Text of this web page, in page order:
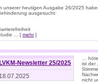
unserer heutigen Ausgabe 26/2025
ausgesucht:
... [ mehr]
LVKM-Newsletter 25/2025
18.07.2025
…
ist der
nicht